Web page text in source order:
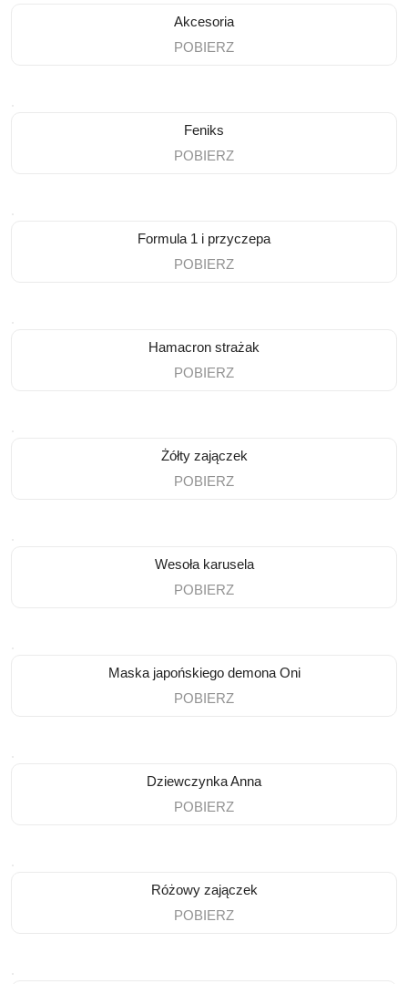
Akcesoria
POBIERZ
Feniks
POBIERZ
Formula 1 i przyczepa
POBIERZ
Hamacron strażak
POBIERZ
Żółty zajączek
POBIERZ
Wesoła karusela
POBIERZ
Maska japońskiego demona Oni
POBIERZ
Dziewczynka Anna
POBIERZ
Różowy zajączek
POBIERZ